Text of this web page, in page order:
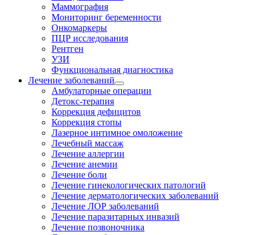
Маммография
Мониторинг беременности
Онкомаркеры
ПЦР исследования
Рентген
УЗИ
Функциональная диагностика
Лечение заболеваний
Амбулаторные операции
Детокс-терапия
Коррекция дефицитов
Коррекция стопы
Лазерное интимное омоложение
Лечебный массаж
Лечение аллергии
Лечение анемии
Лечение боли
Лечение гинекологических патологий
Лечение дерматологических заболеваний
Лечение ЛОР заболеваний
Лечение паразитарных инвазий
Лечение позвоночника